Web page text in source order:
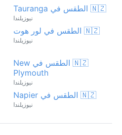
🇳🇿 الطقس في Tauranga
نيوزيلندا
🇳🇿 الطقس في لور هوت
نيوزيلندا
🇳🇿 الطقس في New
Plymouth
نيوزيلندا
🇳🇿 الطقس في Napier
نيوزيلندا